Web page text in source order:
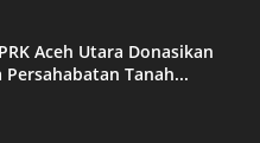
Aceh Utara Donasikan
Tanah...